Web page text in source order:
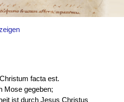
facta est.
Mose gegeben;
ist durch Jesus Christus